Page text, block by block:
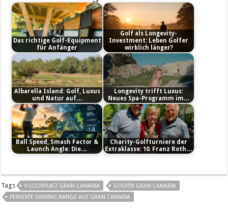
Das richtige Golf-Equipment
für Anfänger
Golf als Longevity-
Investment: Leben Golfer
wirklich länger?
Albarella Island: Golf, Luxus
und Natur auf…
Longevity trifft Luxus:
Neues Spa-Programm im…
Ball Speed, Smash Factor &
Launch Angle: Die…
Charity-Golfturniere der
Extraklasse: 10. Franz Roth…
Tags 9 LOCHPLATZ GRAN CANARIA
GOLFEN GRAN CANARIA
PERFEKTE DRIVING RANGE AUF GRAN CANARIA